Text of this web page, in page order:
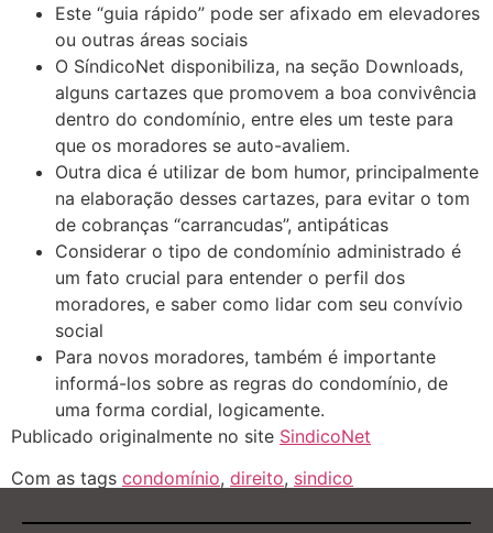
Este “guia rápido” pode ser afixado em elevadores
ou outras áreas sociais
O SíndicoNet disponibiliza, na seção Downloads,
alguns cartazes que promovem a boa convivência
dentro do condomínio, entre eles um teste para
que os moradores se auto-avaliem.
Outra dica é utilizar de bom humor, principalmente
na elaboração desses cartazes, para evitar o tom
de cobranças “carrancudas”, antipáticas
Considerar o tipo de condomínio administrado é
um fato crucial para entender o perfil dos
moradores, e saber como lidar com seu convívio
social
Para novos moradores, também é importante
informá-los sobre as regras do condomínio, de
uma forma cordial, logicamente.
Publicado originalmente no site SindicoNet
Com as tags condomínio, direito, sindico